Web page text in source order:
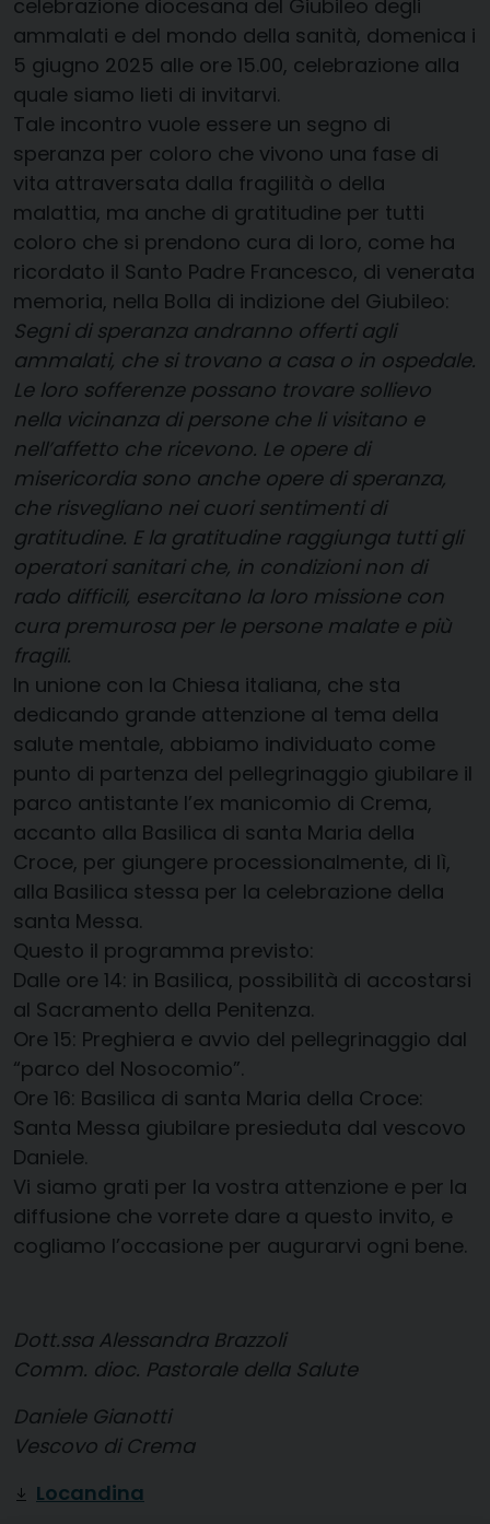
celebrazione diocesana del Giubileo degli
ammalati e del mondo della sanità, domenica i
5 giugno 2025 alle ore 15.00, celebrazione alla
quale siamo lieti di invitarvi.
Tale incontro vuole essere un segno di
speranza per coloro che vivono una fase di
vita attraversata dalla fragilità o della
malattia, ma anche di gratitudine per tutti
coloro che si prendono cura di loro, come ha
ricordato il Santo Padre Francesco, di venerata
memoria, nella Bolla di indizione del Giubileo:
Segni di speranza andranno offerti agli
ammalati, che si trovano a casa o in ospedale.
Le loro sofferenze possano trovare sollievo
nella vicinanza di persone che li visitano e
nell’affetto che ricevono. Le opere di
misericordia sono anche opere di speranza,
che risvegliano nei cuori sentimenti di
gratitudine. E la gratitudine raggiunga tutti gli
operatori sanitari che, in condizioni non di
rado difficili, esercitano la loro missione con
cura premurosa per le persone malate e più
fragili.
ln unione con la Chiesa italiana, che sta
dedicando grande attenzione al tema della
salute mentale, abbiamo individuato come
punto di partenza del pellegrinaggio giubilare il
parco antistante l’ex manicomio di Crema,
accanto alla Basilica di santa Maria della
Croce, per giungere processionalmente, di lì,
alla Basilica stessa per la celebrazione della
santa Messa.
Questo il programma previsto:
Dalle ore 14: in Basilica, possibilità di accostarsi
al Sacramento della Penitenza.
Ore 15: Preghiera e avvio del pellegrinaggio dal
“parco del Nosocomio”.
Ore 16: Basilica di santa Maria della Croce:
Santa Messa giubilare presieduta dal vescovo
Daniele.
Vi siamo grati per la vostra attenzione e per la
diffusione che vorrete dare a questo invito, e
cogliamo l’occasione per augurarvi ogni bene.
Dott.ssa Alessandra Brazzoli
Comm. dioc. Pastorale della Salute
Daniele Gianotti
Vescovo di Crema
Locandina